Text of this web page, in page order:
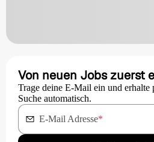
Von neuen Jobs zuerst
Trage deine E-Mail ein und erhalte
Suche automatisch.
E-Mail Adresse*